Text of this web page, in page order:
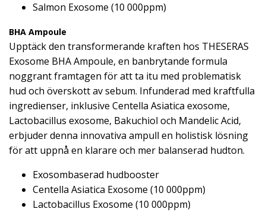
Salmon Exosome (10 000ppm)
BHA Ampoule
Upptäck den transformerande kraften hos THESERAS
Exosome BHA Ampoule, en banbrytande formula
noggrant framtagen för att ta itu med problematisk
hud och överskott av sebum. Infunderad med kraftfulla
ingredienser, inklusive Centella Asiatica exosome,
Lactobacillus exosome, Bakuchiol och Mandelic Acid,
erbjuder denna innovativa ampull en holistisk lösning
för att uppnå en klarare och mer balanserad hudton.
Exosombaserad hudbooster
Centella Asiatica Exosome (10 000ppm)
Lactobacillus Exosome (10 000ppm)